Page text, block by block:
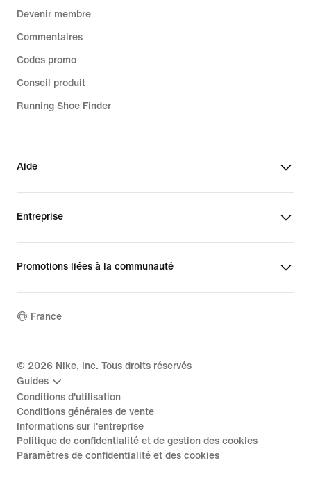
Devenir membre
Commentaires
Codes promo
Conseil produit
Running Shoe Finder
Aide
Entreprise
Promotions liées à la communauté
France
© 2026 Nike, Inc. Tous droits réservés
Guides
Conditions d'utilisation
Conditions générales de vente
Informations sur l'entreprise
Politique de confidentialité et de gestion des cookies
Paramètres de confidentialité et des cookies